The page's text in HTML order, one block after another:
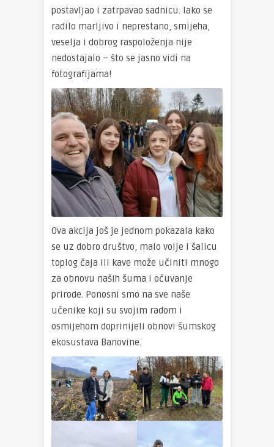
postavljao i zatrpavao sadnicu. Iako se
radilo marljivo i neprestano, smijeha,
veselja i dobrog raspoloženja nije
nedostajalo – što se jasno vidi na
fotografijama!
Ova akcija još je jednom pokazala kako
se uz dobro društvo, malo volje i šalicu
toplog čaja ili kave može učiniti mnogo
za obnovu naših šuma i očuvanje
prirode. Ponosni smo na sve naše
učenike koji su svojim radom i
osmijehom doprinijeli obnovi šumskog
ekosustava Banovine.